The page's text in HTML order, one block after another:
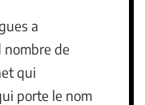
a
de
qui
porte le nom